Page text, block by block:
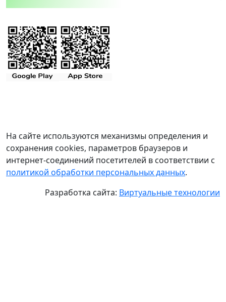
На сайте используются механизмы определения и
сохранения cookies, параметров браузеров и
интернет-соединений посетителей в соответствии с
политикой обработки персональных данных.
Разработка сайта: Виртуальные технологии